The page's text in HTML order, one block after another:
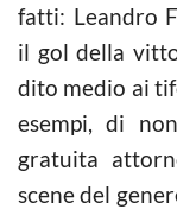
fatti: Leandro
il gol della
dito medio ai
esempi, di
gratuita
scene del